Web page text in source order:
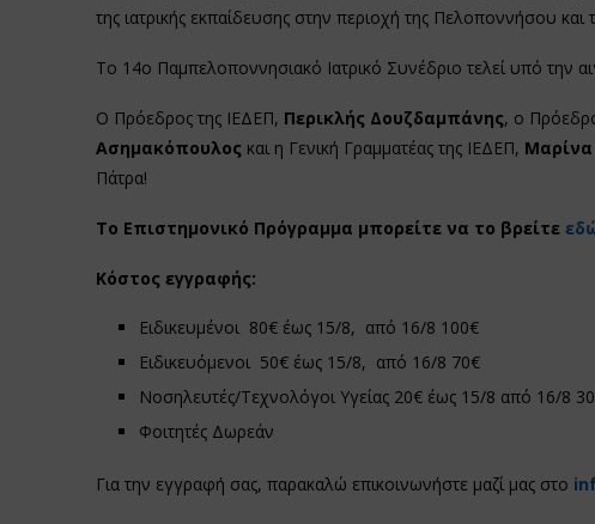
της ιατρικής εκπαίδευσης στην περιοχή της Πελοποννήσου και
Το 14ο Παμπελοποννησιακό Ιατρικό Συνέδριο τελεί υπό την
Ο Πρόεδρος της ΙΕΔΕΠ, Περικλής Δουζδαμπάνης, ο
Ασημακόπουλος και η Γενική Γραμματέας της ΙΕΔΕΠ,
Πάτρα!
Το Επιστημονικό Πρόγραμμα μπορείτε να το βρείτε
Κόστος εγγραφής:
Ειδικευμένοι 80€ έως 15/8, από 16/8 100€
Ειδικευόμενοι 50€ έως 15/8, από 16/8 70€
Νοσηλευτές/Τεχνολόγοι Υγείας 20€ έως 15/8 από 16/8
Φοιτητές Δωρεάν
Για την εγγραφή σας, παρακαλώ επικοινωνήστε μαζί μας στο